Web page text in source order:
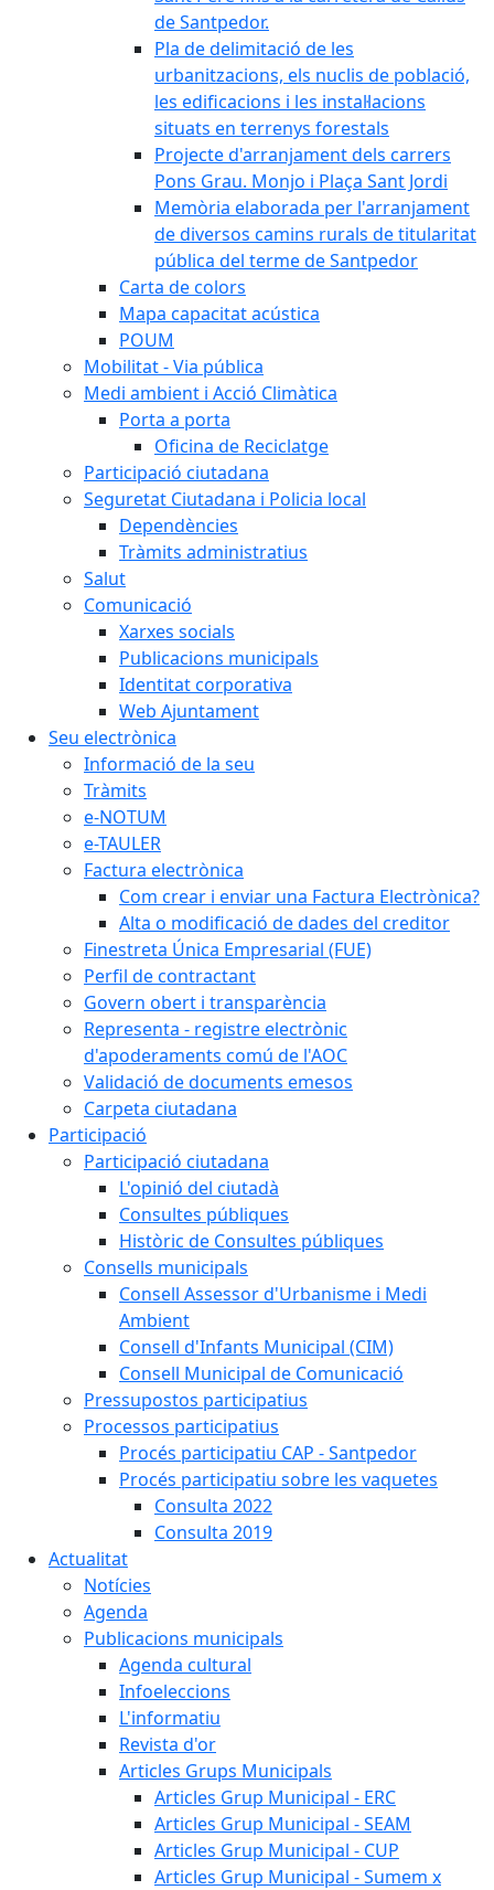
de Santpedor.
Pla de delimitació de les
urbanitzacions, els nuclis de població,
les edificacions i les instal·lacions
situats en terrenys forestals
Projecte d'arranjament dels carrers
Pons Grau. Monjo i Plaça Sant Jordi
Memòria elaborada per l'arranjament
de diversos camins rurals de titularitat
pública del terme de Santpedor
Carta de colors
Mapa capacitat acústica
POUM
Mobilitat - Via pública
Medi ambient i Acció Climàtica
Porta a porta
Oficina de Reciclatge
Participació ciutadana
Seguretat Ciutadana i Policia local
Dependències
Tràmits administratius
Salut
Comunicació
Xarxes socials
Publicacions municipals
Identitat corporativa
Web Ajuntament
Seu electrònica
Informació de la seu
Tràmits
e-NOTUM
e-TAULER
Factura electrònica
Com crear i enviar una Factura Electrònica?
Alta o modificació de dades del creditor
Finestreta Única Empresarial (FUE)
Perfil de contractant
Govern obert i transparència
Representa - registre electrònic
d'apoderaments comú de l'AOC
Validació de documents emesos
Carpeta ciutadana
Participació
Participació ciutadana
L'opinió del ciutadà
Consultes públiques
Històric de Consultes públiques
Consells municipals
Consell Assessor d'Urbanisme i Medi
Ambient
Consell d'Infants Municipal (CIM)
Consell Municipal de Comunicació
Pressupostos participatius
Processos participatius
Procés participatiu CAP - Santpedor
Procés participatiu sobre les vaquetes
Consulta 2022
Consulta 2019
Actualitat
Notícies
Agenda
Publicacions municipals
Agenda cultural
Infoeleccions
L'informatiu
Revista d'or
Articles Grups Municipals
Articles Grup Municipal - ERC
Articles Grup Municipal - SEAM
Articles Grup Municipal - CUP
Articles Grup Municipal - Sumem x